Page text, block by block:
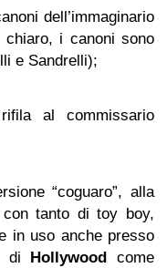
dell’immaginario
i canoni sono
e Sandrelli);
al commissario
“coguaro”, alla
tanto di toy boy,
in uso anche presso
di Hollywood
come